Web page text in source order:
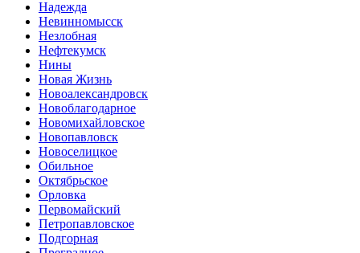
Надежда
Невинномысск
Незлобная
Нефтекумск
Нины
Новая Жизнь
Новоалександровск
Новоблагодарное
Новомихайловское
Новопавловск
Новоселицкое
Обильное
Октябрьское
Орловка
Первомайский
Петропавловское
Подгорная